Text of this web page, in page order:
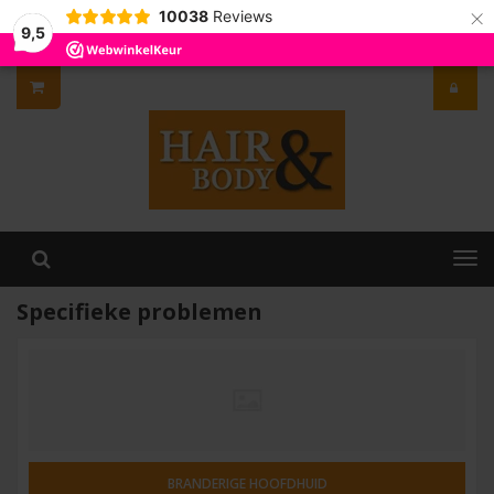
9,5
10038 Reviews ×
Specifieke problemen
BRANDERIGE HOOFDHUID